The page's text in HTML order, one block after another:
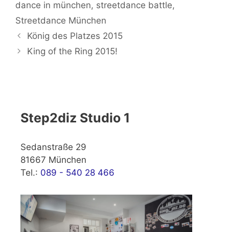
dance in münchen, streetdance battle,
Streetdance München
König des Platzes 2015
King of the Ring 2015!
Step2diz Studio 1
Sedanstraße 29
81667 München
Tel.: 089 - 540 28 466